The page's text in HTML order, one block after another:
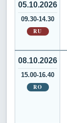
05.10.2026
09.30-14.30
RU
08.10.2026
15.00-16.40
RO